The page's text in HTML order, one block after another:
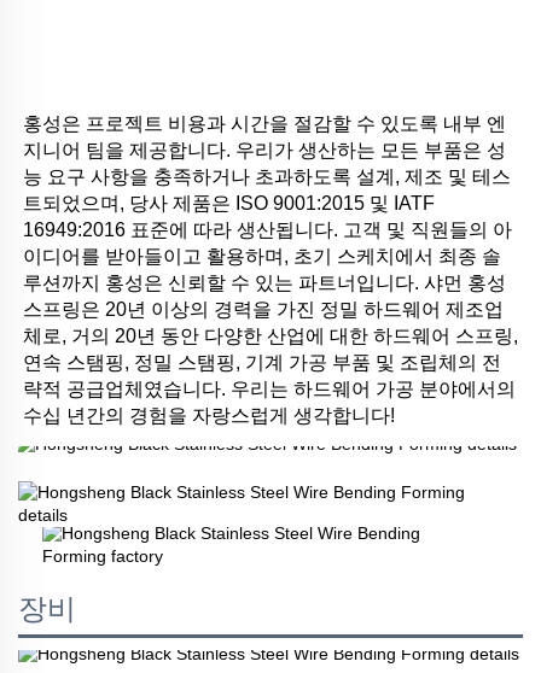
홍성은 프로젝트 비용과 시간을 절감할 수 있도록 내부 엔
지니어 팀을 제공합니다. 우리가 생산하는 모든 부품은 성
능 요구 사항을 충족하거나 초과하도록 설계, 제조 및 테스
트되었으며, 당사 제품은 ISO 9001:2015 및 IATF
16949:2016 표준에 따라 생산됩니다. 고객 및 직원들의 아
이디어를 받아들이고 활용하며, 초기 스케치에서 최종 솔
루션까지 홍성은 신뢰할 수 있는 파트너입니다. 샤먼 홍성
스프링은 20년 이상의 경력을 가진 정밀 하드웨어 제조업
체로, 거의 20년 동안 다양한 산업에 대한 하드웨어 스프링,
연속 스탬핑, 정밀 스탬핑, 기계 가공 부품 및 조립체의 전
략적 공급업체였습니다. 우리는 하드웨어 가공 분야에서의
수십 년간의 경험을 자랑스럽게 생각합니다!
장비